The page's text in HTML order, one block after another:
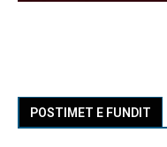
POSTIMET E FUNDIT